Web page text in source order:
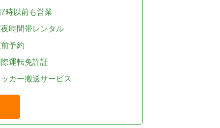
時以前も営業
時間帯レンタル
予約
運転免許証
カー搬送サービス